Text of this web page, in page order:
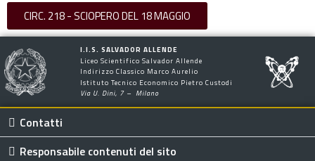
CIRC. 218 - SCIOPERO DEL 18 MAGGIO
I.I.S. SALVADOR ALLENDE
Liceo Scientifico Salvador Allende
Indirizzo Classico Marco Aurelio
Istituto Tecnico Economico Pietro Custodi
Via U. Dini, 7 – Milano
Contatti
Responsabile contenuti del sito